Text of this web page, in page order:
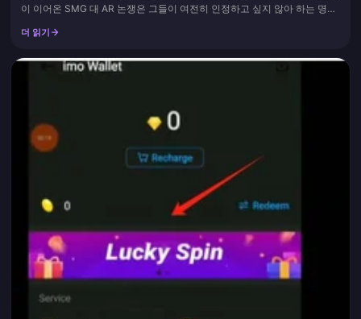
이 이어온 SMG 대 AR 논쟁은 그들이 여전히 인정하고 싶지 않아 하는 명확
에서 보여주는 것보다 훨씬 더 좁은 영역의 교전에서만 승리한다는 사실입
더 읽기